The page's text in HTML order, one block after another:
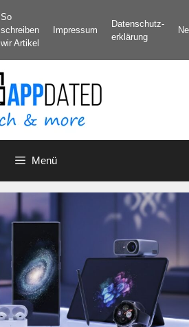
So
schreiben
wir Artikel
Impressum
Datenschutz­
erklärung
Menü